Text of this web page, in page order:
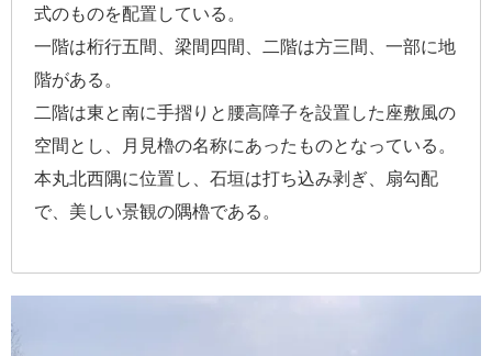
式のものを配置している。
一階は桁行五間、梁間四間、二階は方三間、一部に地
階がある。
二階は東と南に手摺りと腰高障子を設置した座敷風の
空間とし、月見櫓の名称にあったものとなっている。
本丸北西隅に位置し、石垣は打ち込み剥ぎ、扇勾配
で、美しい景観の隅櫓である。